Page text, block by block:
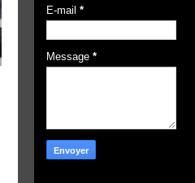
E-mail *
Message *